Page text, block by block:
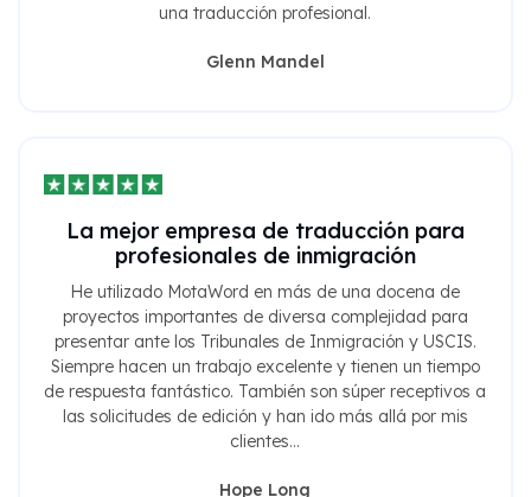
una traducción profesional.
Glenn Mandel
La mejor empresa de traducción para
profesionales de inmigración
He utilizado MotaWord en más de una docena de
proyectos importantes de diversa complejidad para
presentar ante los Tribunales de Inmigración y USCIS.
Siempre hacen un trabajo excelente y tienen un tiempo
de respuesta fantástico. También son súper receptivos a
las solicitudes de edición y han ido más allá por mis
clientes...
Hope Long